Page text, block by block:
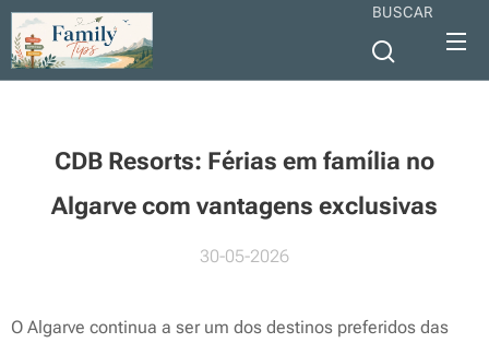
BUSCAR
CDB Resorts: Férias em família no
Algarve com vantagens exclusivas
30-05-2026
O Algarve continua a ser um dos destinos preferidos das